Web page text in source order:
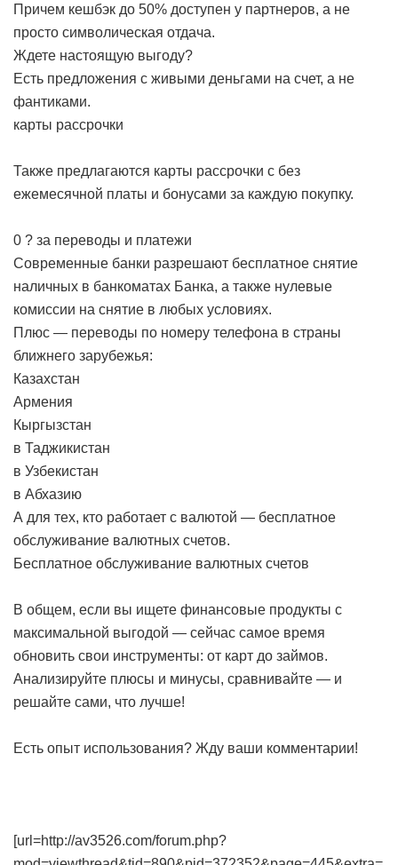
Причем кешбэк до 50% доступен у партнеров, а не
просто символическая отдача.
Ждете настоящую выгоду?
Есть предложения с живыми деньгами на счет, а не
фантиками.
карты рассрочки
Также предлагаются карты рассрочки с без
ежемесячной платы и бонусами за каждую покупку.
0 ? за переводы и платежи
Современные банки разрешают бесплатное снятие
наличных в банкоматах Банка, а также нулевые
комиссии на снятие в любых условиях.
Плюс — переводы по номеру телефона в страны
ближнего зарубежья:
Казахстан
Армения
Кыргызстан
в Таджикистан
в Узбекистан
в Абхазию
А для тех, кто работает с валютой — бесплатное
обслуживание валютных счетов.
Бесплатное обслуживание валютных счетов
В общем, если вы ищете финансовые продукты с
максимальной выгодой — сейчас самое время
обновить свои инструменты: от карт до займов.
Анализируйте плюсы и минусы, сравнивайте — и
решайте сами, что лучше!
Есть опыт использования? Жду ваши комментарии!
[url=http://av3526.com/forum.php?